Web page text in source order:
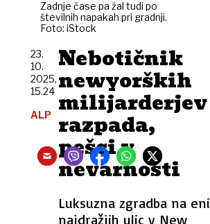
Zadnje čase pa žal tudi po
številnih napakah pri gradnji.
Foto: iStock
Nebotičnik
newyorških
milijarderjev
razpada,
pešci v
nevarnosti
Luksuzna zgradba na eni
najdražjih ulic v New
23.
10.
2025,
15.24
ALP